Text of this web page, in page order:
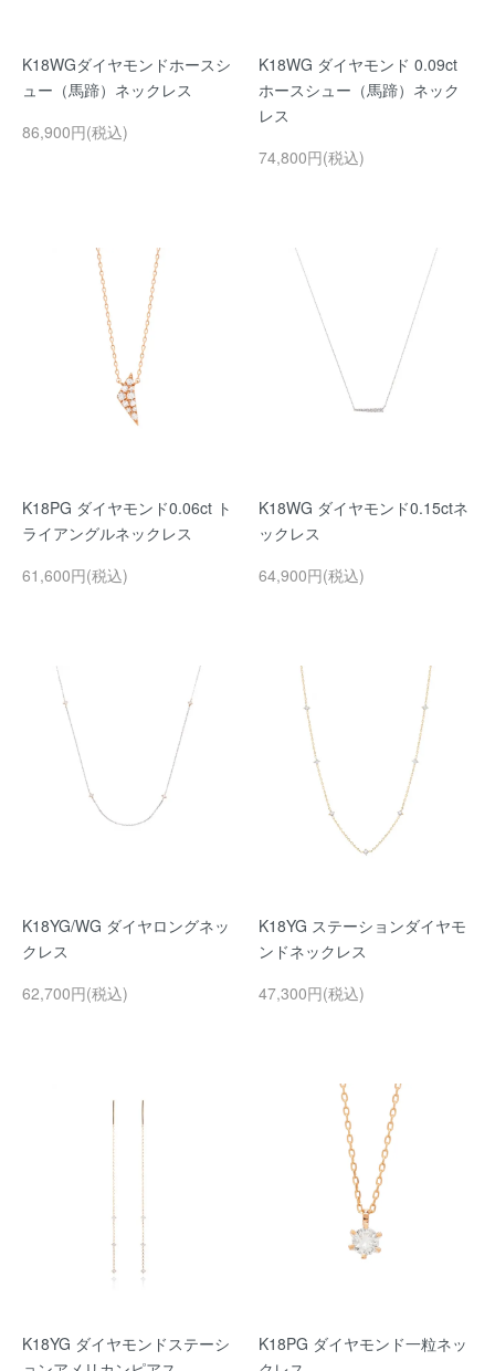
K18WGダイヤモンドホースシ
ュー（馬蹄）ネックレス
86,900円(税込)
K18WG ダイヤモンド 0.09ct
ホースシュー（馬蹄）ネック
レス
74,800円(税込)
K18PG ダイヤモンド0.06ct ト
ライアングルネックレス
61,600円(税込)
K18WG ダイヤモンド0.15ctネ
ックレス
64,900円(税込)
K18YG/WG ダイヤロングネッ
クレス
62,700円(税込)
K18YG ステーションダイヤモ
ンドネックレス
47,300円(税込)
K18YG ダイヤモンドステーシ
K18PG ダイヤモンド一粒ネッ